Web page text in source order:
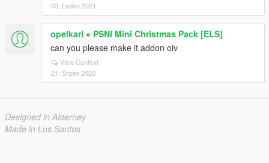
03. Leden 2021
opelkarl » PSNI Mini Christmas Pack [ELS]
can you please make it addon oiv
View Context
21. Srpen 2020
Designed in Alderney
Made in Los Santos